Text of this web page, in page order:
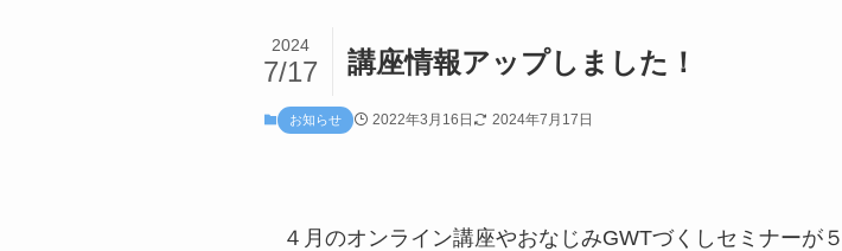
講座情報アップしました！
2024
7/17
お知らせ 2022年3月16日 2024年7月17日
４月のオンライン講座やおなじみGWTづくしセミナーが